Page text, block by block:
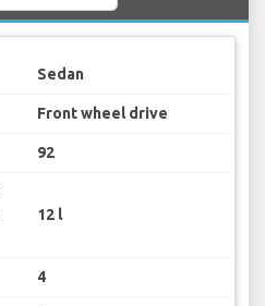
Sedan
Front wheel drive
92
12 l
4